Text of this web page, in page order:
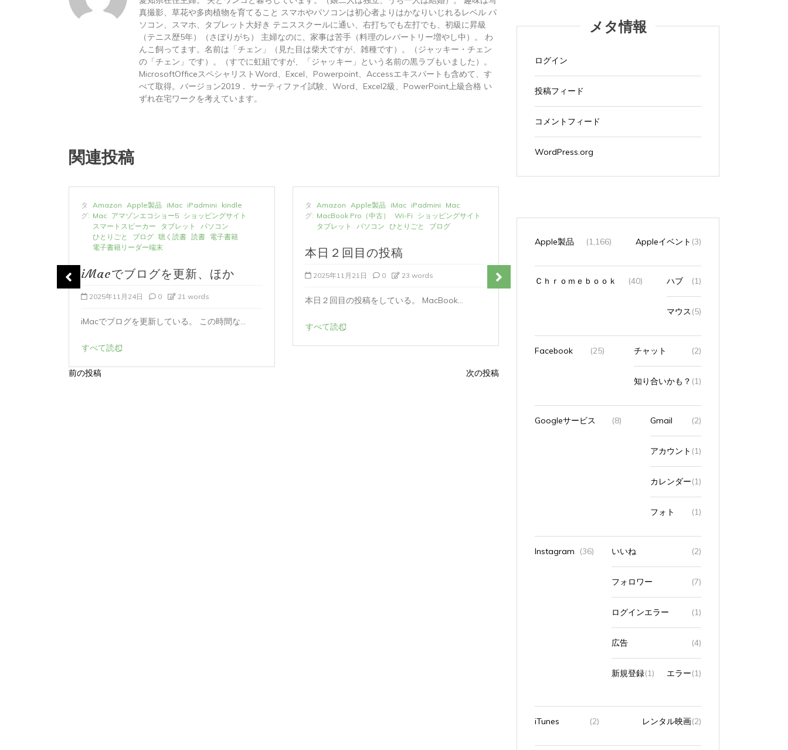
真撮影、草花や多肉植物を育てること スマホやパソコンは初心者よりはかなりいじれるレベル パ
ソコン、スマホ、タブレット大好き テニススクールに通い、右打ちでも左打でも、初級に昇級
（テニス歴5年）（さぼりがち） 主婦なのに、家事は苦手（料理のレパートリー増やし中）。 わ
んこ飼ってます。名前は「チェン」（見た目は柴犬ですが、雑種です）。（ジャッキー・チェン
の「チェン」です）。（すでに虹組ですが、「ジャッキー」という名前の黒ラブもいました）。
MicrosoftOfficeスペシャリストWord、Excel、Powerpoint、Accessエキスパートも含めて、す
べて取得。バージョン2019． サーティファイ試験、Word、Excel2級、PowerPoint上級合格 い
ずれ在宅ワークを考えています。
関連投稿
タ
グ:
Amazon Apple製品 iMac iPadmini
kindle
Mac アマゾンエコショー5 ショッピングサイト
スマートスピーカー
タブレット
パソコン
ひとりごと
ブログ 聴く読書 読書 電子書籍
電子書籍リーダー端末
iMacでブログを更新、ほか
2025年11月24日 0 21 words
iMacでブログを更新している。 この時間な...
すべて読む
タ
グ:
Amazon Apple製品 iMac iPadmini
Mac
MacBook Pro（中古）
Wi-Fi
ショッピングサイト
タブレット
パソコン ひとりごと ブログ
本日２回目の投稿
2025年11月21日 0 23 words
本日２回目の投稿をしている。 MacBook...
すべて読む
プライム会員を辞めた
2025年9月23日 0 5 words
投
前の投稿 次の投稿
メタ情報
ログイン
投稿フィード
コメントフィード
WordPress.org
Apple製品 (1,166) Appleイベント (3)
Ｃｈｒｏｍｅｂｏｏｋ (40) ハブ (1)
マウス (5)
Facebook (25) チャット (2)
知り合いかも？ (1)
Googleサービス (8) Gmail (2)
アカウント (1)
カレンダー(1)
フォト (1)
Instagram (36) いいね (2)
フォロワー (7)
ログインエラー (1)
広告 (4)
新規登録(1) エラー(1)
iTunes (2) レンタル映画(2)